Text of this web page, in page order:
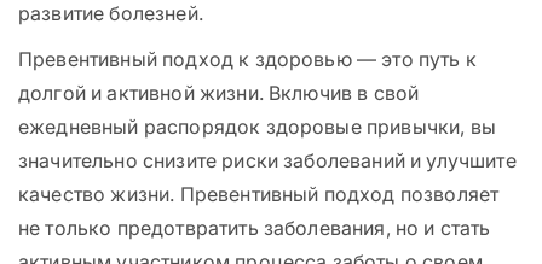
развитие болезней.
Превентивный подход к здоровью — это путь к
долгой и активной жизни. Включив в свой
ежедневный распорядок здоровые привычки, вы
значительно снизите риски заболеваний и улучшите
качество жизни. Превентивный подход позволяет
не только предотвратить заболевания, но и стать